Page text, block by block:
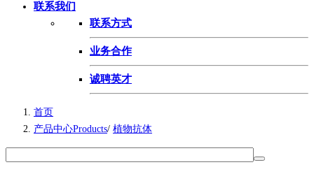
联系我们
联系方式
业务合作
诚聘英才
首页
产品中心Products/ 植物抗体